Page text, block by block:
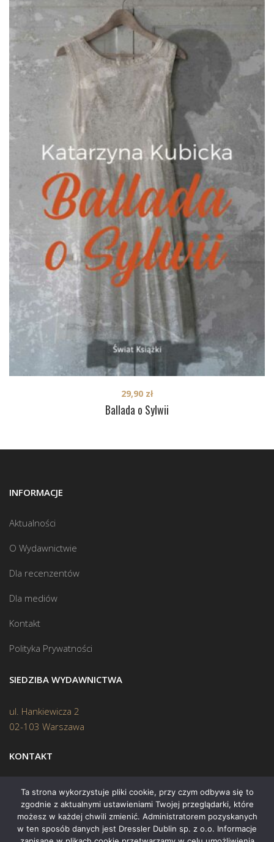
Ballada o Sylwii
29,90 zł
INFORMACJE
Aktualności
O Wydawnictwie
Dla recenzentów
Dla mediów
Kontakt
Polityka Prywatności
SIEDZIBA WYDAWNICTWA
ul. Hankiewicza 2
02-103 Warszawa
KONTAKT
Biuro:(22) 45 70 402
Mail:biuro@swiatksiazki.pl
Ta strona wykorzystuje pliki cookie, przy czym odbywa się to
zgodnie z aktualnymi ustawieniami Twojej przeglądarki, które
możesz w każdej chwili zmienić. Administratorem pozyskanych
w ten sposób danych jest Dressler Dublin sp. z o.o. Informacje